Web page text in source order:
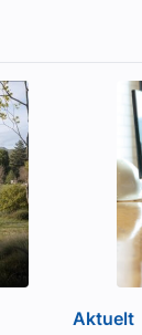
Aktuelt